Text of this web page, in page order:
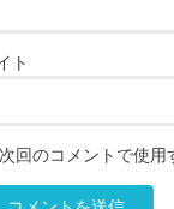
ト
次回のコメントで使